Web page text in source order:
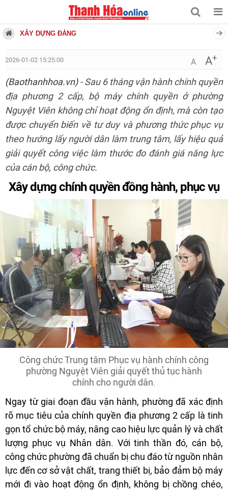
XÂY DỰNG ĐẢNG
2026-01-02 15:25:00 A A+
(Baothanhhoa.vn)- Sau 6 tháng vận hành chính quyền
địa phương 2 cấp, bộ máy chính quyền ở phường
Nguyệt Viên không chỉ hoạt động ổn định, mà còn tạo
được chuyển biến về tư duy và phương thức phục vụ
theo hướng lấy người dân làm trung tâm, lấy hiệu quả
giải quyết công việc làm thước đo đánh giá năng lực
của cán bộ, công chức.
Xây dựng chính quyền đồng hành, phục vụ
Công chức Trung tâm Phục vụ hành chính công
phường Nguyệt Viên giải quyết thủ tục hành
chính cho người dân.
Ngay từ giai đoạn đầu vận hành, phường đã xác định
rõ mục tiêu của chính quyền địa phương 2 cấp là tinh
gọn tổ chức bộ máy, nâng cao hiệu lực quản lý và chất
lượng phục vụ Nhân dân. Với tinh thần đó, cán bộ,
công chức phường đã chuẩn bị chu đáo từ nguồn nhân
lực đến cơ sở vật chất, trang thiết bị, bảo đảm bộ máy
mới đi vào hoạt động ổn định, không bị chồng chéo,